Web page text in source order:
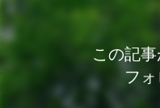
この記
フォ